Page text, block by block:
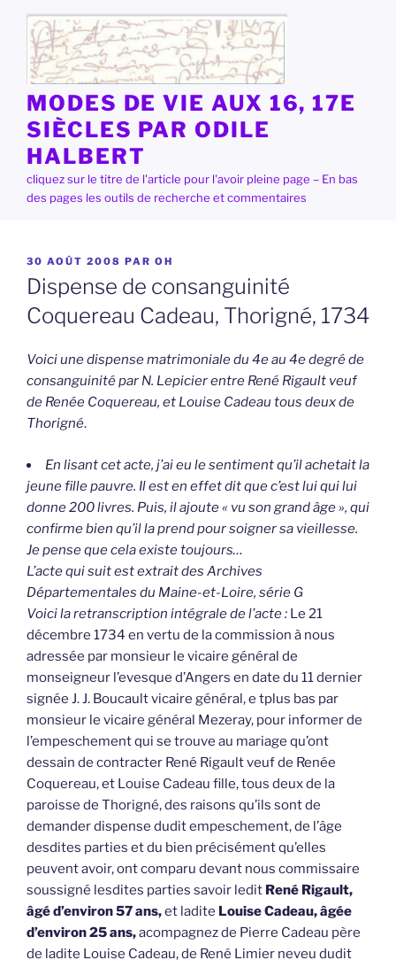
contenu
principal
MODES DE VIE AUX 16, 17E
SIÈCLES PAR ODILE
HALBERT
cliquez sur le titre de l'article pour l'avoir pleine page – En bas
des pages les outils de recherche et commentaires
PUBLIÉ
LE
30 AOÛT 2008 PAR OH
Dispense de consanguinité
Coquereau Cadeau, Thorigné, 1734
Voici une dispense matrimoniale du 4e au 4e degré de
consanguinité par N. Lepicier entre René Rigault veuf
de Renée Coquereau, et Louise Cadeau tous deux de
Thorigné.
En lisant cet acte, j’ai eu le sentiment qu’il achetait la
jeune fille pauvre. Il est en effet dit que c’est lui qui lui
donne 200 livres. Puis, il ajoute « vu son grand âge », qui
confirme bien qu’il la prend pour soigner sa vieillesse.
Je pense que cela existe toujours…
L’acte qui suit est extrait des Archives
Départementales du Maine-et-Loire, série G
Voici la retranscription intégrale de l’acte : Le 21
décembre 1734 en vertu de la commission à nous
adressée par monsieur le vicaire général de
monseigneur l’evesque d’Angers en date du 11 dernier
signée J. J. Boucault vicaire général, e tplus bas par
monsieur le vicaire général Mezeray, pour informer de
l’empeschement qui se trouve au mariage qu’ont
dessain de contracter René Rigault veuf de Renée
Coquereau, et Louise Cadeau fille, tous deux de la
paroisse de Thorigné, des raisons qu’ils sont de
demander dispense dudit empeschement, de l’âge
desdites parties et du bien précisément qu’elles
peuvent avoir, ont comparu devant nous commissaire
soussigné lesdites parties savoir ledit René Rigault,
âgé d’environ 57 ans,et ladite Louise Cadeau, âgée
d’environ 25 ans,acompagnez de Pierre Cadeau père
de ladite Louise Cadeau, de René Limier neveu dudit